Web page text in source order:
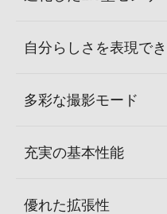
自分らしさを表現で
多彩な撮影モード
充実の基本性能
優れた拡張性